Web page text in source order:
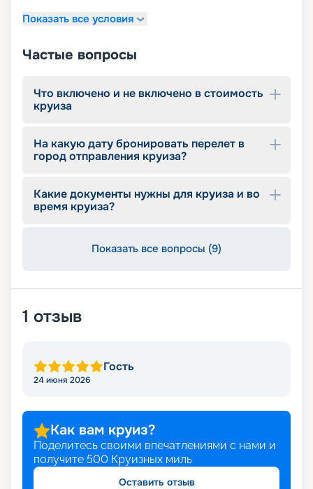
Показать все условия
Частые вопросы
Что включено и не включено в стоимость
круиза
На какую дату бронировать перелет в
город отправления круиза?
Какие документы нужны для круиза и во
время круиза?
Показать все вопросы (9)
1 отзыв
Гость
24 июня 2026
Как вам круиз?
Поделитесь своими впечатлениями с нами и
получите 500 Круизных миль
Оставить отзыв